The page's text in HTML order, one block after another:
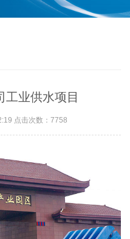
工业供水项目
点击次数：7758